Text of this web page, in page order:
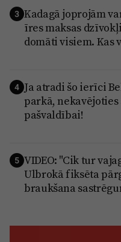
3 Kadagā joprojām
īres maksas
domāti visiem. Kas
4 Ja atradi šo ierīci
parkā, nekavējoties
pašvaldībai!
5 VIDEO: "Cik tur
Ulbrokā fiksēta
braukšana